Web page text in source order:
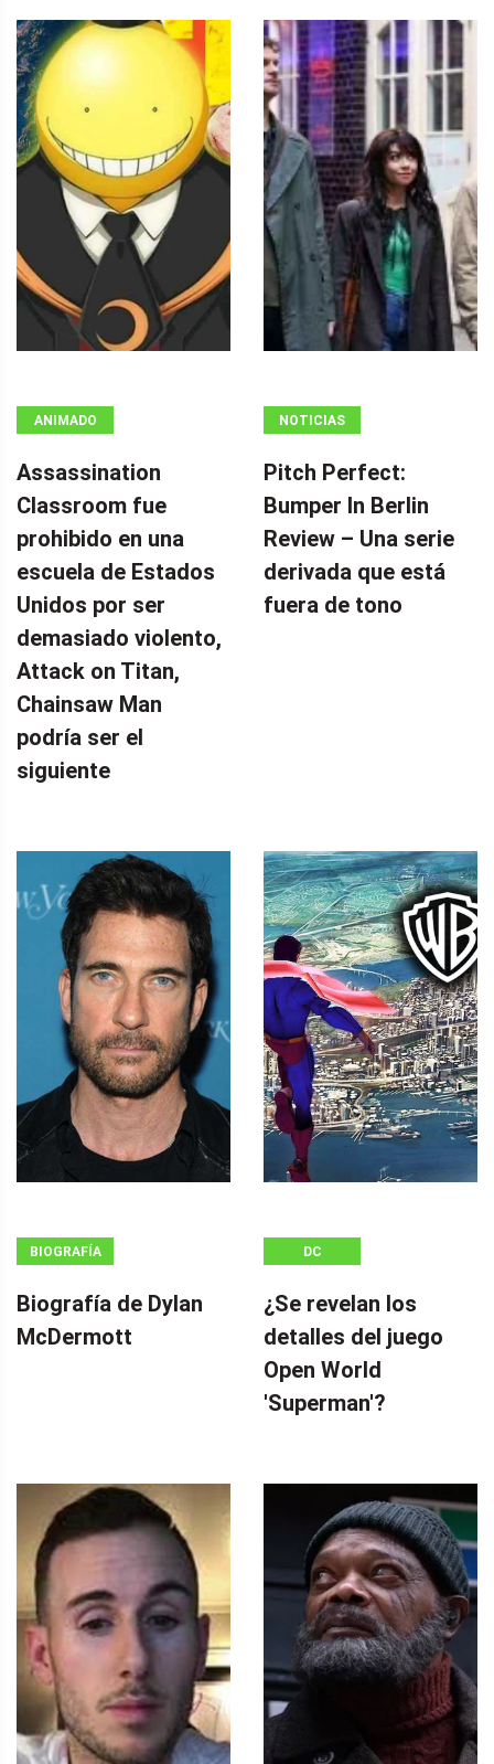
ANIMADO
Assassination
Classroom fue
prohibido en una
escuela de Estados
Unidos por ser
demasiado violento,
Attack on Titan,
Chainsaw Man
podría ser el
siguiente
NOTICIAS
Pitch Perfect:
Bumper In Berlin
Review – Una serie
derivada que está
fuera de tono
BIOGRAFÍA
Biografía de Dylan
McDermott
DC
¿Se revelan los
detalles del juego
Open World
'Superman'?